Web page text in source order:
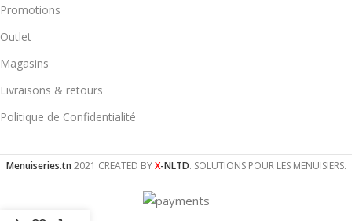
Promotions
Outlet
Magasins
Livraisons & retours
Politique de Confidentialité
Menuiseries.tn 2021 CREATED BYX-NLTD. SOLUTIONS POUR LES MENUISIERS.